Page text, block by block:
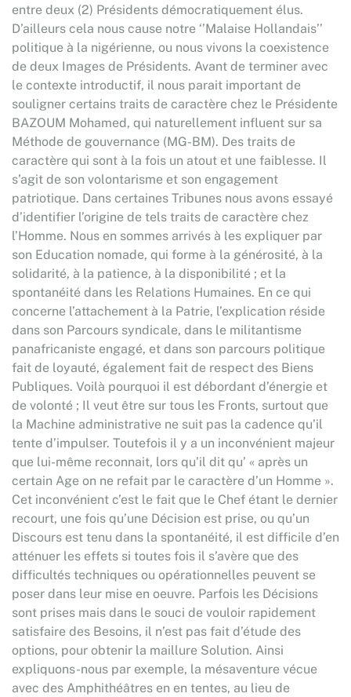
entre deux (2) Présidents démocratiquement élus.
D’ailleurs cela nous cause notre ‘’Malaise Hollandais’’
politique à la nigérienne, ou nous vivons la coexistence
de deux Images de Présidents. Avant de terminer avec
le contexte introductif, il nous parait important de
souligner certains traits de caractère chez le Présidente
BAZOUM Mohamed, qui naturellement influent sur sa
Méthode de gouvernance (MG-BM). Des traits de
caractère qui sont à la fois un atout et une faiblesse. Il
s’agit de son volontarisme et son engagement
patriotique. Dans certaines Tribunes nous avons essayé
d’identifier l’origine de tels traits de caractère chez
l’Homme. Nous en sommes arrivés à les expliquer par
son Education nomade, qui forme à la générosité, à la
solidarité, à la patience, à la disponibilité ; et la
spontanéité dans les Relations Humaines. En ce qui
concerne l’attachement à la Patrie, l’explication réside
dans son Parcours syndicale, dans le militantisme
panafricaniste engagé, et dans son parcours politique
fait de loyauté, également fait de respect des Biens
Publiques. Voilà pourquoi il est débordant d’énergie et
de volonté ; Il veut être sur tous les Fronts, surtout que
la Machine administrative ne suit pas la cadence qu’il
tente d’impulser. Toutefois il y a un inconvénient majeur
que lui-même reconnait, lors qu’il dit qu’ « après un
certain Age on ne refait par le caractère d’un Homme ».
Cet inconvénient c’est le fait que le Chef étant le dernier
recourt, une fois qu’une Décision est prise, ou qu’un
Discours est tenu dans la spontanéité, il est difficile d’en
atténuer les effets si toutes fois il s’avère que des
difficultés techniques ou opérationnelles peuvent se
poser dans leur mise en oeuvre. Parfois les Décisions
sont prises mais dans le souci de vouloir rapidement
satisfaire des Besoins, il n’est pas fait d’étude des
options, pour obtenir la maillure Solution. Ainsi
expliquons-nous par exemple, la mésaventure vécue
avec des Amphithéâtres en en tentes, au lieu de